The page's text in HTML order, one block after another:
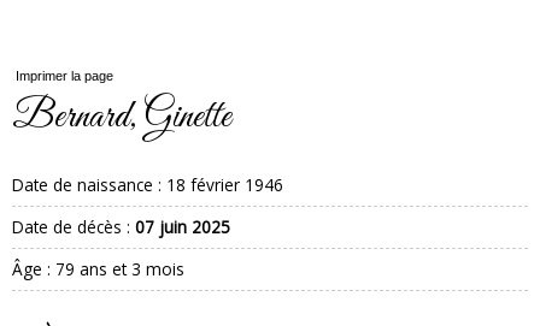
Imprimer la page
Bernard, Ginette
Date de naissance : 18 février 1946
Date de décès : 07 juin 2025
Âge : 79 ans et 3 mois